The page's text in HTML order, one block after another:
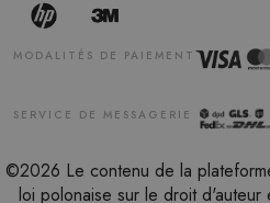
SERVICE DE MESSAGERIE
MODALITÉS DE PAIEMENT
©2026 Le contenu de la
loi polonaise sur le droit